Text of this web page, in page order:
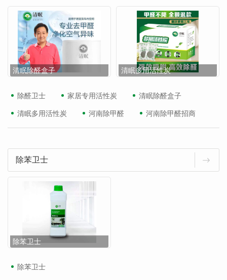
清眠除醛盒子 清眠多用活性炭
除醛卫士 家居专用活性炭 清眠除醛盒子
清眠多用活性炭 河南除甲醛 河南除甲醛招商
除苯卫士
除苯卫士
除苯卫士